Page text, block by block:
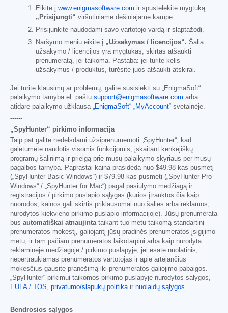
Eikite į www.enigmasoftware.com ir spustelėkite mygtuką
„Prisijungti“ viršutiniame dešiniajame kampe.
Prisijunkite naudodami savo vartotojo vardą ir slaptažodį.
Naršymo meniu eikite į „Užsakymas / licencijos“. Šalia
užsakymo / licencijos yra mygtukas, skirtas atšaukti
prenumeratą, jei taikoma. Pastaba: jei turite kelis
užsakymus / produktus, turėsite juos atšaukti atskirai.
Jei turite klausimų ar problemų, galite susisiekti su „EnigmaSoft“
palaikymo tarnyba el. paštu support@enigmasoftware.com arba
atidarę palaikymo užklausą
„EnigmaSoft“ „MyAccount“ svetainėje.
------
„SpyHunter“ pirkimo informacija
Taip pat galite nedelsdami užsiprenumeruoti „SpyHunter“, kad
galėtumėte naudotis visomis funkcijomis, įskaitant kenkėjiškų
programų šalinimą ir prieigą prie mūsų palaikymo skyriaus per mūsų
pagalbos tarnybą. Paprastai kaina prasideda nuo $49.98 kas pusmetį
(„SpyHunter Basic Windows“) ir $79.98 kas pusmetį („SpyHunter Pro
Windows“ / „SpyHunter for Mac“) pagal pasiūlymo medžiagą ir
registracijos / pirkimo puslapio sąlygas (kurios įtrauktos čia kaip
nuorodos; kainos gali skirtis priklausomai nuo šalies arba reklamos,
nurodytos kiekvieno pirkimo puslapio informacijoje). Jūsų prenumerata
bus automatiškai atnaujinta taikant tuo metu taikomą standartinį
prenumeratos mokestį, galiojantį jūsų pradinės prenumeratos įsigijimo
metu, ir tam pačiam prenumeratos laikotarpiui arba kaip nurodyta
reklaminėje medžiagoje / pirkimo puslapyje, jei esate nuolatinis,
nepertraukiamas prenumeratos vartotojas ir apie artėjančius
mokesčius gausite pranešimą iki prenumeratos galiojimo pabaigos.
„SpyHunter“ pirkimui taikomos pirkimo puslapyje nurodytos sąlygos,
EULA / TOS
privatumo/slapukų politika ir nuolaidų sąlygos
------
Bendrosios sąlygos